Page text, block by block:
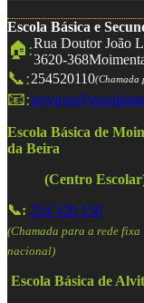
Escola Básica e
🏠:Rua Doutor João
3620-368
📞:254520110(Chamada
📧:
Escola Básica de
da Beira
(Centro
📞: 254 520 150
(Chamada para a rede fixa
nacional)
Escola Básica de